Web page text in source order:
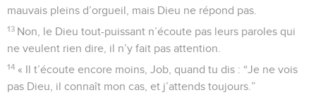
mauvais pleins d’orgueil, mais Dieu ne répond pas.
13 Non, le Dieu tout-puissant n’écoute pas leurs paroles qui
ne veulent rien dire, il n’y fait pas attention.
14 « Il t’écoute encore moins, Job, quand tu dis : “Je ne vois
pas Dieu, il connaît mon cas, et j’attends toujours.”